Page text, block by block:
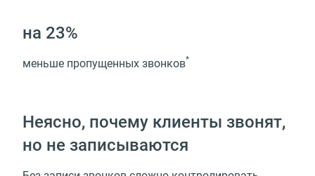
на 23%
меньше пропущенных звонков*
Неясно, почему клиенты звонят,
но не записываются